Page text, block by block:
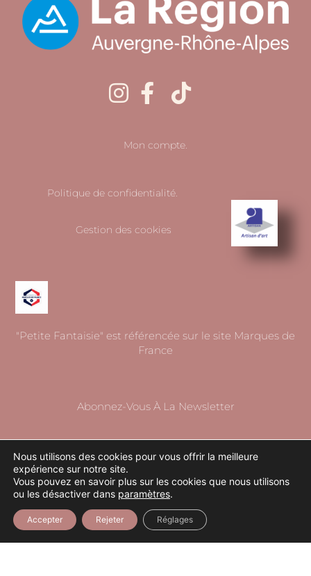
Mon compte.
Politique de confidentialité.
Gestion des cookies
"Petite Fantaisie" est référencée sur le site Marques de
France
Abonnez-Vous À La Newsletter
Votre E-Mail
S'ABONNER
Nous utilisons des cookies pour vous offrir la meilleure
expérience sur notre site.
Vous pouvez en savoir plus sur les cookies que nous utilisons
ou les désactiver dans paramètres.
Accepter Rejeter Réglages